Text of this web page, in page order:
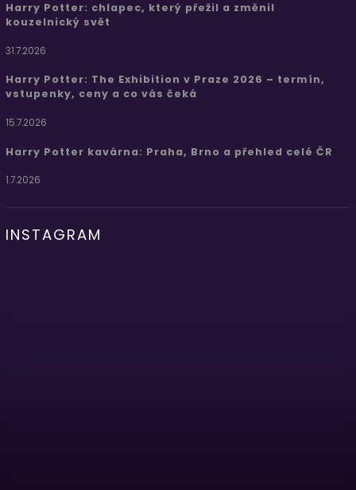
Harry Potter: chlapec, který přežil a změnil
kouzelnický svět
31.7.2026
Harry Potter: The Exhibition v Praze 2026 – termín,
vstupenky, ceny a co vás čeká
15.7.2026
Harry Potter kavárna: Praha, Brno a přehled celé ČR
1.7.2026
INSTAGRAM